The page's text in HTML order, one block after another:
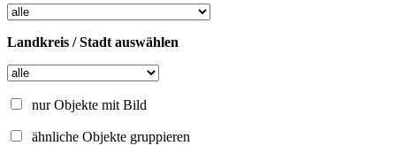
Landkreis / Stadt auswählen
nur Objekte mit Bild
ähnliche Objekte gruppieren